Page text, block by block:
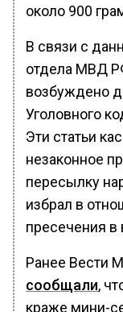
около 900
В связи с
отдела МВД
возбуждено
Уголовного
Эти статьи
незаконное
пересылку
избрал в
пресечения в
Ранее Вести
сообщали,
краже мини-